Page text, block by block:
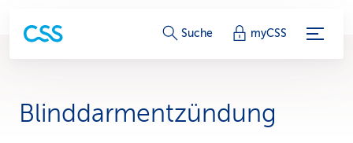
S
r
Suche myCSS
Blinddarmentzündung